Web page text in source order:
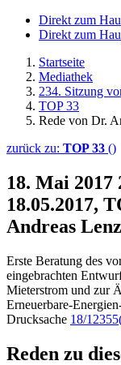
Direkt zum
Direkt zum
Startseite
Mediathek
234. Sitzung
TOP 33
Rede von Dr.
zurück zu: TOP 33 ()
18. Mai 2017
18.05.2017,
Andreas Lenz
Erste Beratung des
eingebrachten
Mieterstrom und zur
Erneuerbare-
Drucksache 18/12355
Reden zu